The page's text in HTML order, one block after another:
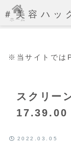
＃美容ハッ
※当サイトでは
スクリー
17.39.00
2022.03.05
ホーム